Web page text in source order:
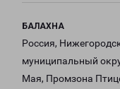
БАЛАХНА
Россия,
муниципальный
Мая, Промзона